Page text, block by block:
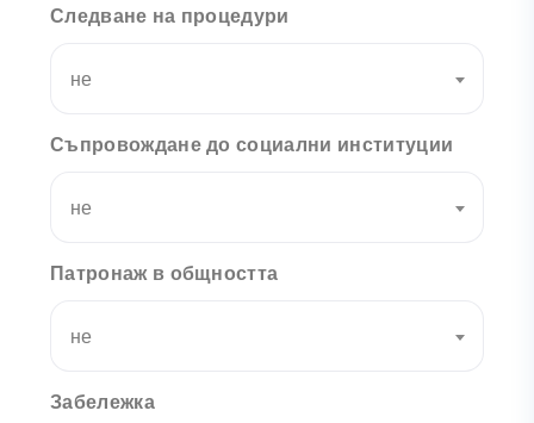
Следване на процедури
не
Съпровождане до социални институции
не
Патронаж в общността
не
Забележка